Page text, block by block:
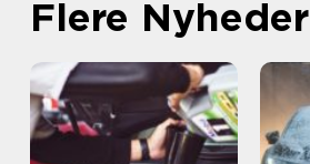
Flere Nyheder